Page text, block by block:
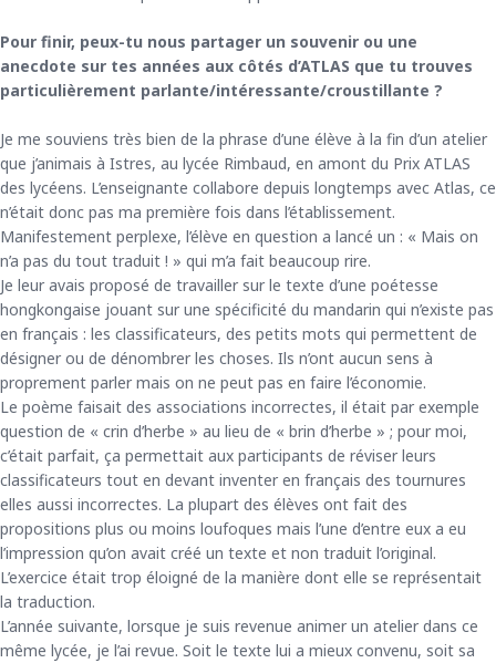
Pour finir, peux-tu nous partager un souvenir ou une
anecdote sur tes années aux côtés d’ATLAS que tu trouves
particulièrement parlante/intéressante/croustillante ?
Je me souviens très bien de la phrase d’une élève à la fin d’un atelier
que j’animais à Istres, au lycée Rimbaud, en amont du Prix ATLAS
des lycéens. L’enseignante collabore depuis longtemps avec Atlas, ce
n’était donc pas ma première fois dans l’établissement.
Manifestement perplexe, l’élève en question a lancé un : « Mais on
n’a pas du tout traduit ! » qui m’a fait beaucoup rire.
Je leur avais proposé de travailler sur le texte d’une poétesse
hongkongaise jouant sur une spécificité du mandarin qui n’existe pas
en français : les classificateurs, des petits mots qui permettent de
désigner ou de dénombrer les choses. Ils n’ont aucun sens à
proprement parler mais on ne peut pas en faire l’économie.
Le poème faisait des associations incorrectes, il était par exemple
question de « crin d’herbe » au lieu de « brin d’herbe » ; pour moi,
c’était parfait, ça permettait aux participants de réviser leurs
classificateurs tout en devant inventer en français des tournures
elles aussi incorrectes. La plupart des élèves ont fait des
propositions plus ou moins loufoques mais l’une d’entre eux a eu
l’impression qu’on avait créé un texte et non traduit l’original.
L’exercice était trop éloigné de la manière dont elle se représentait
la traduction.
L’année suivante, lorsque je suis revenue animer un atelier dans ce
même lycée, je l’ai revue. Soit le texte lui a mieux convenu, soit sa